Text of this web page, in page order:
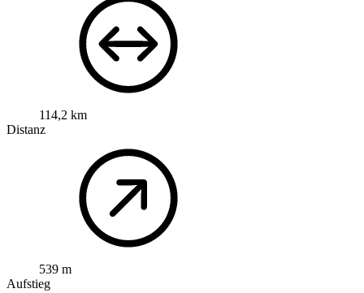
114,2 km
Distanz
539 m
Aufstieg